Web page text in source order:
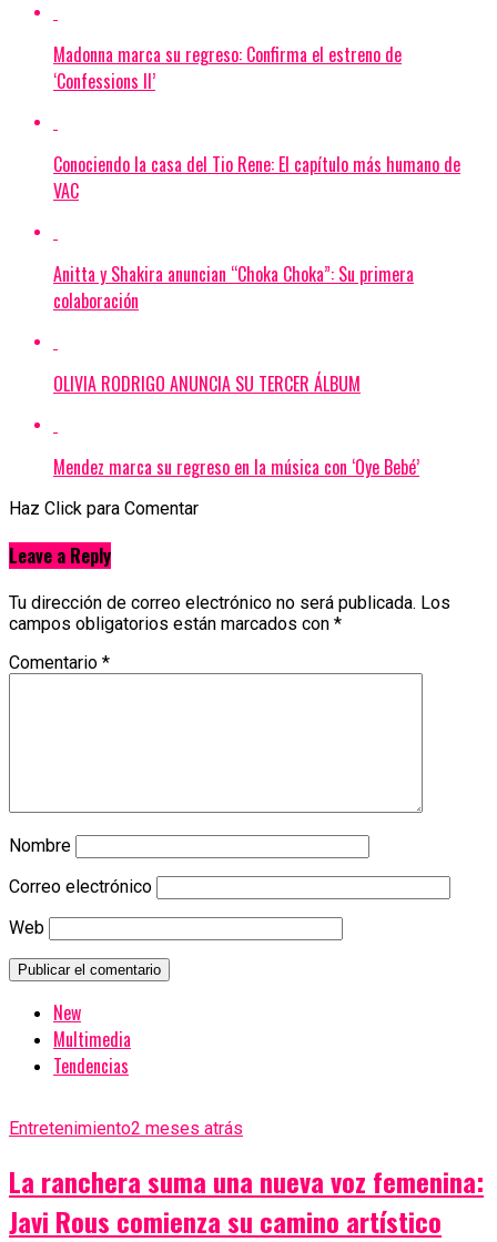
Madonna marca su regreso: Confirma el estreno de
‘Confessions II’
Conociendo la casa del Tio Rene: El capítulo más humano de
VAC
Anitta y Shakira anuncian “Choka Choka”: Su primera
colaboración
OLIVIA RODRIGO ANUNCIA SU TERCER ÁLBUM
Mendez marca su regreso en la música con ‘Oye Bebé’
Haz Click para Comentar
Leave a Reply
Tu dirección de correo electrónico no será publicada. Los
campos obligatorios están marcados con *
Comentario *
Nombre
Correo electrónico
Web
New
Multimedia
Tendencias
Entretenimiento2 meses atrás
La ranchera suma una nueva voz femenina:
Javi Rous comienza su camino artístico